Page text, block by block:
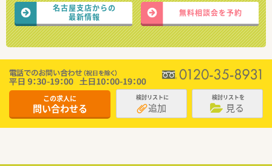
名古屋支店からの
最新情報
無料相談会を予約
この求人に
問い合わせる
検討リストに
追加
検討リストを
見る